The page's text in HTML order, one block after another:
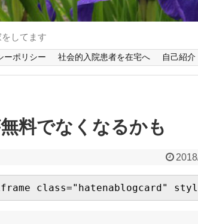
してます
ーポリシー 社会的入院患者を在宅へ 自己紹介
料でなくなるかも